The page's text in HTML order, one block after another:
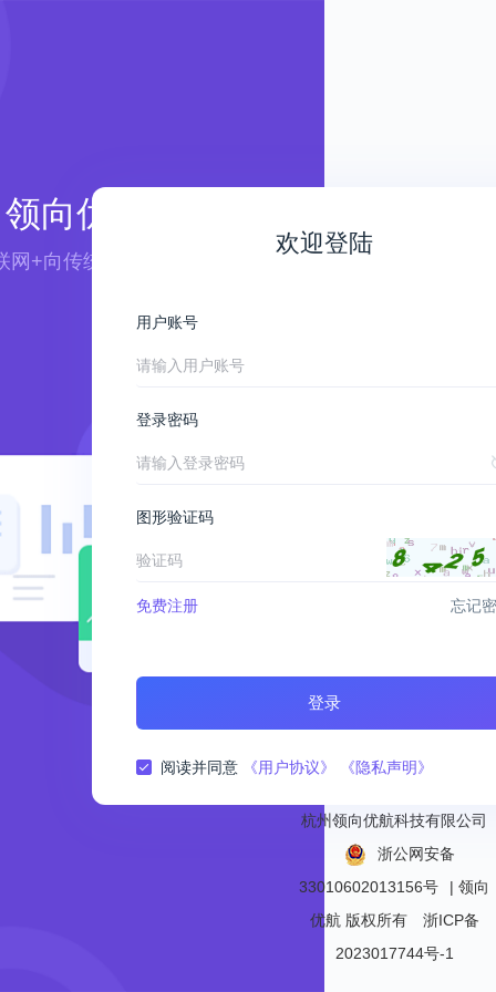
领向优航
+向传统行业赋能 ——
欢迎登陆
用户账号
登录密码
图形验证码
免费注册 忘记
登录
阅读并同意 《用户协议》 《隐私声明》
杭州领向优航科技有限公司
浙公网安备
33010602013156号
| 领向
优航 版权所有
浙ICP备
2023017744号-1